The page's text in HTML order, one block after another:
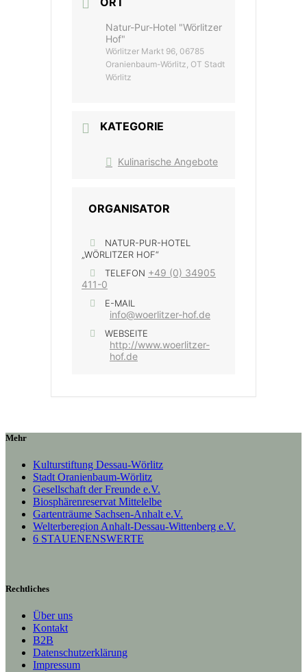
Natur-Pur-Hotel "Wörlitzer
Hof"
Wörlitzer Markt 96, 06785
Oranienbaum-Wörlitz, OT Stadt
Wörlitz
KATEGORIE
Kulinarische Angebote
ORGANISATOR
NATUR-PUR-HOTEL
„WÖRLITZER HOF“
TELEFON +49 (0) 34905
411-0
E-MAIL
info@woerlitzer-hof.de
WEBSEITE
http://www.woerlitzer-
hof.de
Mehr
Kulturstiftung Dessau-Wörlitz
Stadt Oranienbaum-Wörlitz
Gesellschaft der Freunde e.V.
Biosphärenreservat Mittelelbe
Gartenträume Sachsen-Anhalt e.V.
Welterberegion Anhalt-Dessau-Wittenberg e.V.
6 STAUENENSWERTE
Rechtliches
Über uns
Kontakt
B2B
Datenschutzerklärung
Impressum